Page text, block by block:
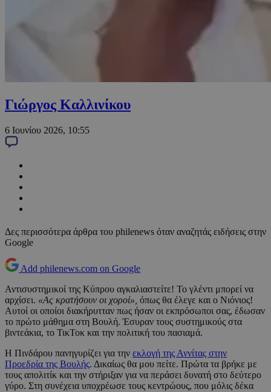
Γιώργος Καλλινίκου
6 Ιουνίου 2026, 10:55
Δες περισσότερα άρθρα του philenews όταν αναζητάς ειδήσεις στην
Google
Add philenews.com on Google
Αντισυστημικοί της Κύπρου αγκαλιαστείτε! Το γλέντι μπορεί να
αρχίσει. «Ας κρατήσουν οι χοροί», όπως θα έλεγε και ο Νιόνιος!
Αυτοί οι οποίοι διακήρυτταν πως ήσαν οι εκπρόσωποι σας, έδωσαν
το πρώτο μάθημα στη Βουλή. Έσυραν τους συστημικούς στα
βιντεάκια, το ΤικΤοκ και την πολιτική του πασιαμά.
Η Πινδάρου πανηγυρίζει για την εκλογή της Αννίτας στην
Προεδρία της Βουλής. Δικαίως θα μου πείτε. Πρώτα τα βρήκε με
τους απολιτίκ και την στήριξαν για να περάσει δυνατή στο δεύτερο
γύρο. Στη συνέχεια υποχρέωσε τους κεντρώους, που μόλις δέκα